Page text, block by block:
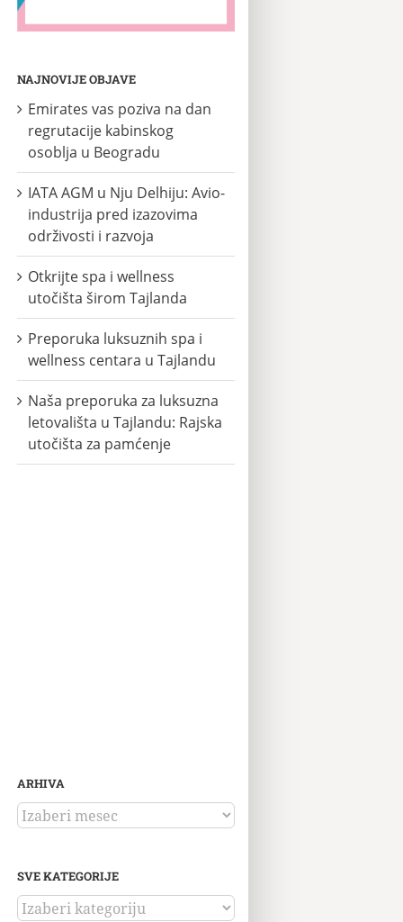
NAJNOVIJE OBJAVE
Emirates vas poziva na dan
regrutacije kabinskog
osoblja u Beogradu
IATA AGM u Nju Delhiju: Avio-
industrija pred izazovima
održivosti i razvoja
Otkrijte spa i wellness
utočišta širom Tajlanda
Preporuka luksuznih spa i
wellness centara u Tajlandu
Naša preporuka za luksuzna
letovališta u Tajlandu: Rajska
utočišta za pamćenje
ARHIVA
ARHIVA
SVE KATEGORIJE
SVE